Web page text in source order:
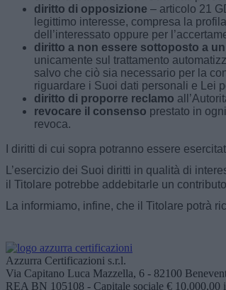
diritto di opposizione – articolo 21
legittimo interesse, compresa la
dell’interessato oppure per
diritto a non essere sottoposto a
unicamente sul trattamento
salvo che ciò sia necessario per la
riguardare i Suoi dati personali e Lei
diritto di proporre reclamo
revocare il consenso prestato in
revoca.
I diritti di cui sopra potranno essere
L’esercizio dei Suoi diritti in qualità di
il Titolare potrebbe addebitarle un
La informiamo, infine, che il Titolare potrà
Azzurra Certificazioni s.r.l.
Via Capitano Luca Mazzella, 6 - 82100
REA BN 105108 - Capitale sociale € 10.000,00